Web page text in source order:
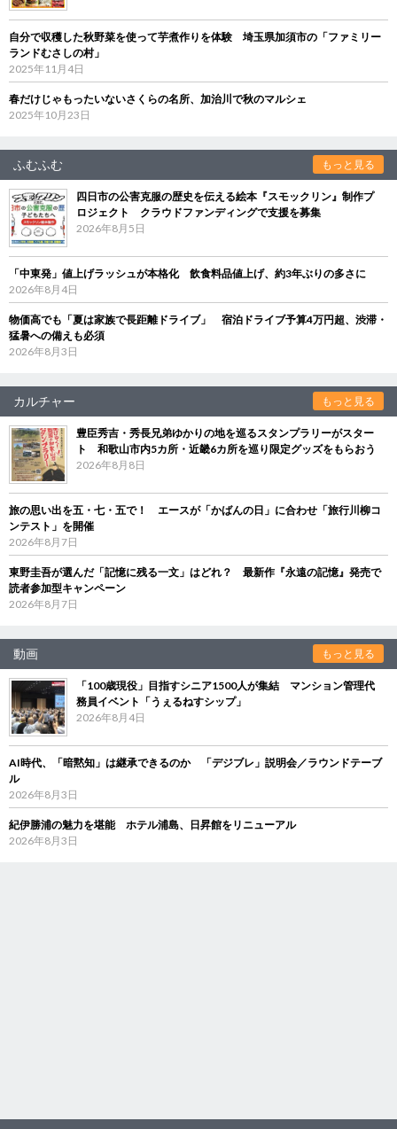
自分で収穫した秋野菜を使って芋煮作りを体験 埼玉県加須市の「ファミリー
ランドむさしの村」
2025年11月4日
春だけじゃもったいないさくらの名所、加治川で秋のマルシェ
2025年10月23日
ふむふむ もっと見る
四日市の公害克服の歴史を伝える絵本『スモックリン』制作プ
ロジェクト クラウドファンディングで支援を募集
2026年8月5日
「中東発」値上げラッシュが本格化 飲食料品値上げ、約3年ぶりの多さに
2026年8月4日
物価高でも「夏は家族で長距離ドライブ」 宿泊ドライブ予算4万円超、渋滞・
猛暑への備えも必須
2026年8月3日
カルチャー もっと見る
豊臣秀吉・秀長兄弟ゆかりの地を巡るスタンプラリーがスター
ト 和歌山市内5カ所・近畿6カ所を巡り限定グッズをもらおう
2026年8月8日
旅の思い出を五・七・五で！ エースが「かばんの日」に合わせ「旅行川柳コ
ンテスト」を開催
2026年8月7日
東野圭吾が選んだ「記憶に残る一文」はどれ？ 最新作『永遠の記憶』発売で
読者参加型キャンペーン
2026年8月7日
動画 もっと見る
「100歳現役」目指すシニア1500人が集結 マンション管理代
務員イベント「うぇるねすシップ」
2026年8月4日
AI時代、「暗黙知」は継承できるのか 「デジブレ」説明会／ラウンドテーブ
ル
2026年8月3日
紀伊勝浦の魅力を堪能 ホテル浦島、日昇館をリニューアル
2026年8月3日